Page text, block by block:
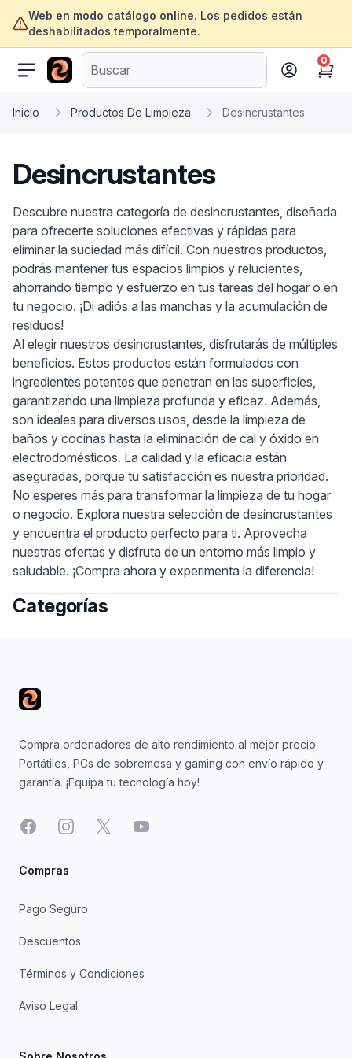
Web en modo catálogo online. Los pedidos están
deshabilitados temporalmente.
ofertasinformatica.com
Cart
0
Inicio Productos De Limpieza Desincrustantes
Desincrustantes
Descubre nuestra categoría de desincrustantes, diseñada
para ofrecerte soluciones efectivas y rápidas para
eliminar la suciedad más difícil. Con nuestros productos,
podrás mantener tus espacios limpios y relucientes,
ahorrando tiempo y esfuerzo en tus tareas del hogar o en
tu negocio. ¡Di adiós a las manchas y la acumulación de
residuos!
Al elegir nuestros desincrustantes, disfrutarás de múltiples
beneficios. Estos productos están formulados con
ingredientes potentes que penetran en las superficies,
garantizando una limpieza profunda y eficaz. Además,
son ideales para diversos usos, desde la limpieza de
baños y cocinas hasta la eliminación de cal y óxido en
electrodomésticos. La calidad y la eficacia están
aseguradas, porque tu satisfacción es nuestra prioridad.
No esperes más para transformar la limpieza de tu hogar
o negocio. Explora nuestra selección de desincrustantes
y encuentra el producto perfecto para ti. Aprovecha
nuestras ofertas y disfruta de un entorno más limpio y
saludable. ¡Compra ahora y experimenta la diferencia!
Categorías
Compra ordenadores de alto rendimiento al mejor precio.
Portátiles, PCs de sobremesa y gaming con envío rápido y
garantía. ¡Equipa tu tecnología hoy!
FacebookInstagram
X YouTube
Compras
Pago Seguro
Descuentos
Términos y Condiciones
Aviso Legal